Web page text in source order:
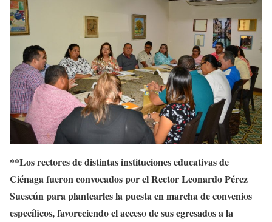
**Los rectores de distintas instituciones educativas de
Ciénaga fueron convocados por el Rector Leonardo Pérez
Suescún para plantearles la puesta en marcha de convenios
específicos, favoreciendo el acceso de sus egresados a la